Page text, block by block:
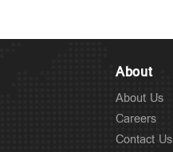
About
About Us
Careers
Contact Us